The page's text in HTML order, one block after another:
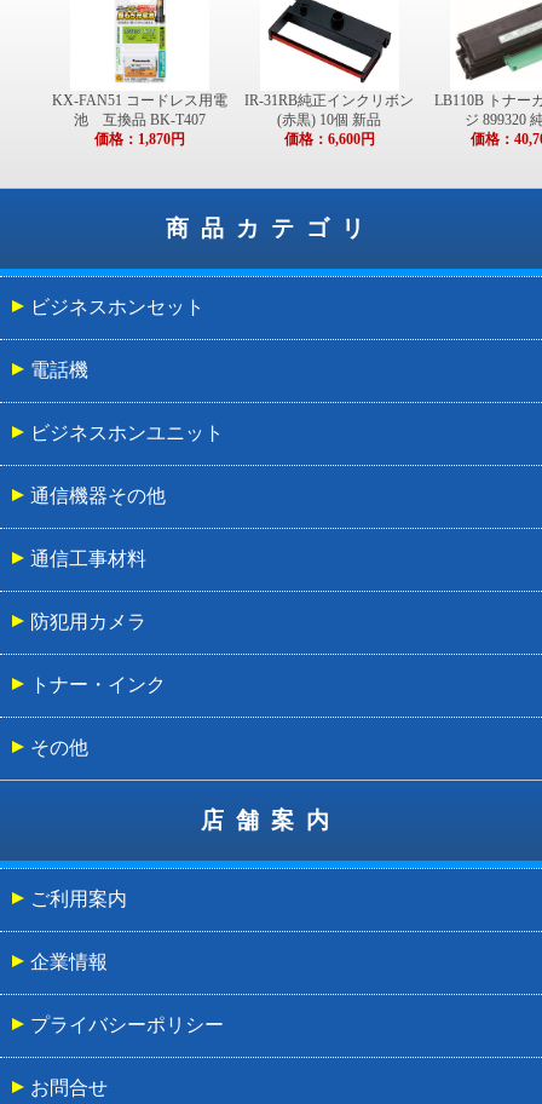
KX-FAN51 コードレス用電
池 互換品 BK-T407
価格：1,870円
IR-31RB純正インクリボン
(赤黒) 10個 新品
価格：6,600円
LB110B トナー
ジ 899320
価格：
商品カテゴリ
ビジネスホンセット
電話機
ビジネスホンユニット
通信機器その他
通信工事材料
防犯用カメラ
トナー・インク
その他
店舗案内
ご利用案内
企業情報
プライバシーポリシー
お問合せ